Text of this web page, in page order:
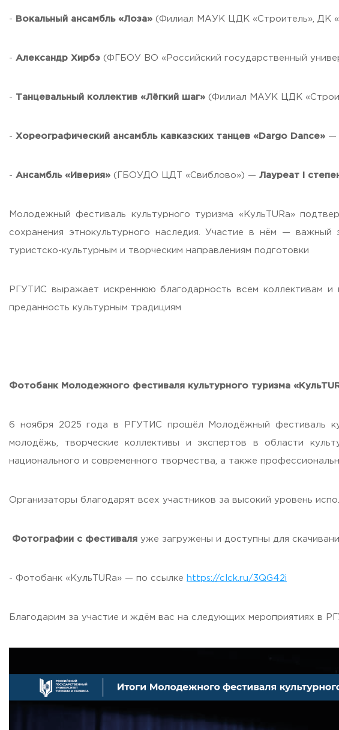
+7 (495) 940 83 58 - Приемная комиссия
info@rguts.ru
ГРАФИК И РЕЖИМ РАБОТЫ
сб-вс: выходной
сб: с 10:00 до 15:30;
- Вокальный ансамбль «Лоза» (Филиал МАУК ЦДК «Строитель», ДК
- Александр Хирбэ (ФГБОУ ВО «Российский государственный
- Танцевальный коллектив «Лёгкий шаг» (Филиал МАУК ЦДК
- Хореографический ансамбль кавказских танцев «Dargo Dance» —
- Ансамбль «Иверия» (ГБОУДО ЦДТ «Свиблово») — Лауреат I
Молодежный фестиваль культурного туризма «КульTURa»
сохранения этнокультурного наследия. Участие в нём —
туристско-культурным и творческим направлениям подготовки
РГУТИС выражает искреннюю благодарность всем коллективам и
преданность культурным традициям
Фотобанк Молодежного фестиваля культурного туризма
6 ноября 2025 года в РГУТИС прошёл Молодёжный фестиваль
молодёжь, творческие коллективы и экспертов в области
национального и современного творчества, а также
Организаторы благодарят всех участников за высокий уровень
Фотографии с фестиваля уже загружены и доступны для
- Фотобанк «КульTURa» — по ссылке https://clck.ru/3QG42i
Благодарим за участие и ждём вас на следующих мероприятиях в